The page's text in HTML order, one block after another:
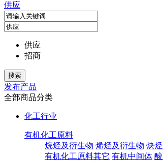
供应
供应
招商
发布产品
全部商品分类
化工行业
有机化工原料
烷烃及衍生物 烯烃及衍生物 炔
有机化工原料其它 有机中间体